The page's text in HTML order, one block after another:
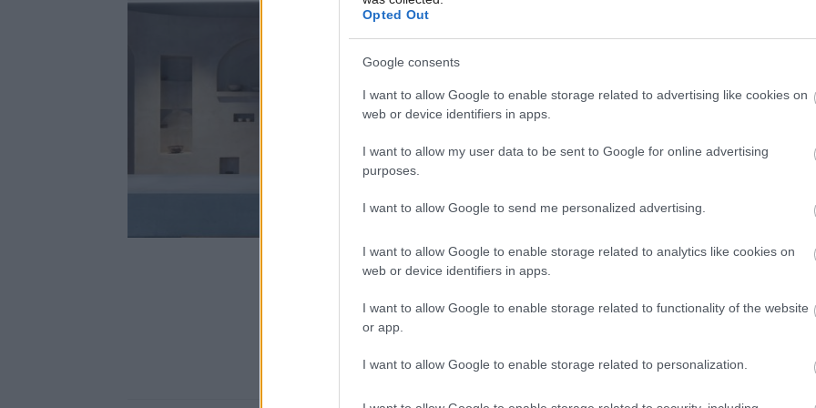
Opted Out
Google consents
I want to allow Google to enable storage related to advertising like cookies on
web or device identifiers in apps.
I want to allow my user data to be sent to Google for online advertising
purposes.
I want to allow Google to send me personalized advertising.
I want to allow Google to enable storage related to analytics like cookies on
web or device identifiers in apps.
I want to allow Google to enable storage related to functionality of the website
or app.
I want to allow Google to enable storage related to personalization.
čo všetko doň jeho
majiteľka ukryla
umelcov si vybudovala vysnívané zázemie aj kultúrna
Oveneckej 33 väčšmi pripomína divadelnú scénu s
koncept jej pomohlo mladé architektonické štúdio